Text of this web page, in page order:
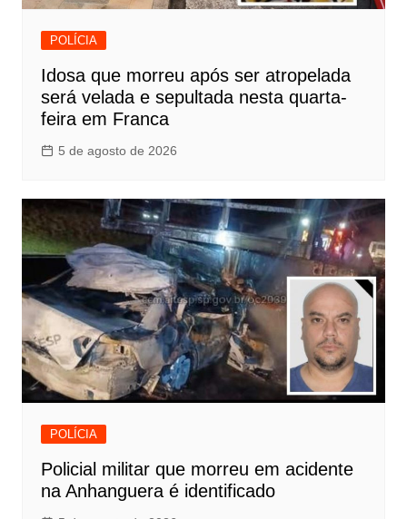
POLÍCIA
Idosa que morreu após ser atropelada
será velada e sepultada nesta quarta-
feira em Franca
5 de agosto de 2026
POLÍCIA
Policial militar que morreu em acidente
na Anhanguera é identificado